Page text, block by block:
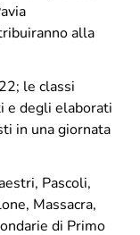
alla
le classi
e degli elaborati
in una giornata
Pascoli,
Massacra,
di Primo